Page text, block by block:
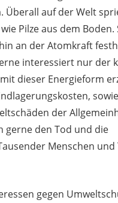
Überall auf der Welt
Pilze aus dem Boden.
an der Atomkraft
interessiert nur der
dieser Energieform
der
gerne den Tod und die
Menschen und
gegen